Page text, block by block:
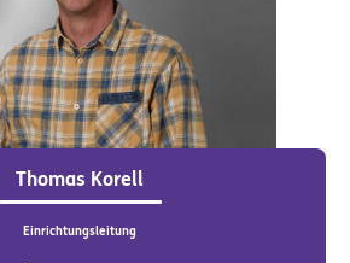
Thomas Korell
Einrichtungsleitung